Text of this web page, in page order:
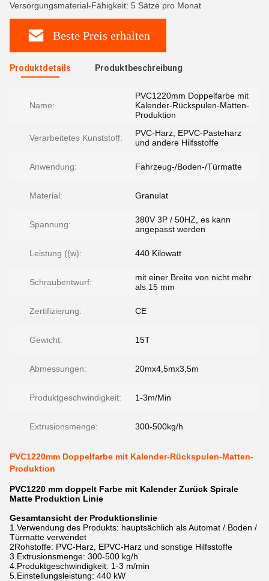
Versorgungsmaterial-Fähigkeit: 5 Sätze pro Monat
Beste Preis erhalten
Produktdetails Produktbeschreibung
Name:
PVC1220mm Doppelfarbe mit
Kalender-Rückspulen-Matten-
Produktion
Verarbeitetes Kunststoff:
PVC-Harz, EPVC-Pasteharz
und andere Hilfsstoffe
Anwendung: Fahrzeug-/Boden-/Türmatte
Material: Granulat
Spannung:
380V 3P / 50HZ, es kann
angepasst werden
Leistung ((w): 440 Kilowatt
Schraubentwurf:
mit einer Breite von nicht mehr
als 15 mm
Zertifizierung: CE
Gewicht: 15T
Abmessungen: 20mx4,5mx3,5m
Produktgeschwindigkeit: 1-3m/Min
Extrusionsmenge: 300-500kg/h
PVC1220mm Doppelfarbe mit Kalender-Rückspulen-Matten-
Produktion
PVC1220 mm doppelt Farbe mit Kalender Zurück Spirale
Matte Produktion Linie
Gesamtansicht der Produktionslinie
1.Verwendung des Produkts: hauptsächlich als Automat / Boden /
Türmatte verwendet
2Rohstoffe: PVC-Harz, EPVC-Harz und sonstige Hilfsstoffe
3.Extrusionsmenge: 300-500 kg/h
4.Produktgeschwindigkeit: 1-3 m/min
5.Einstellungsleistung: 440 kW